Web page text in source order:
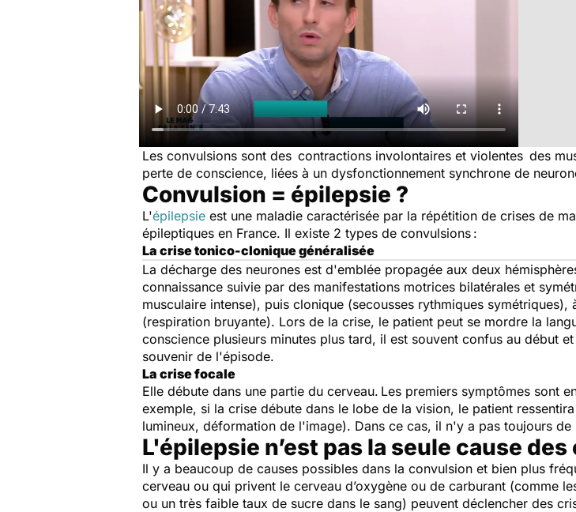
Les convulsions sont des contractions involontaires et violentes des
perte de conscience, liées à un dysfonctionnement synchrone de
Convulsion = épilepsie ?
L'épilepsie est une maladie caractérisée par la répétition de crises de
épileptiques en France. Il existe 2 types de convulsions :
La crise tonico-clonique généralisée
La décharge des neurones est d'emblée propagée aux deux
connaissance suivie par des manifestations motrices bilatérales et
musculaire intense), puis clonique (secousses rythmiques
(respiration bruyante). Lors de la crise, le patient peut se mordre la
conscience plusieurs minutes plus tard, il est souvent confus au début
souvenir de l'épisode.
La crise focale
Elle débute dans une partie du cerveau. Les premiers symptômes sont
exemple, si la crise débute dans le lobe de la vision, le patient
lumineux, déformation de l'image). Dans ce cas, il n'y a pas toujours de
L'épilepsie n’est pas la seule cause
Il y a beaucoup de causes possibles dans la convulsion et bien plus
cerveau ou qui privent le cerveau d’oxygène ou de carburant (comme
ou un très faible taux de sucre dans le sang) peuvent déclencher des